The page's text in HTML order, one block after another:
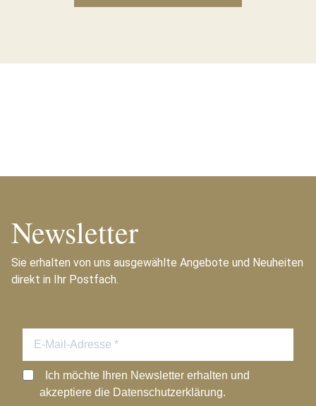
Newsletter
Sie erhalten von uns ausgewählte Angebote und Neuheiten
direkt in Ihr Postfach.
Ich möchte Ihren Newsletter erhalten und
akzeptiere die Datenschutzerklärung.